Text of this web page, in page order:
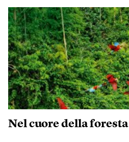
Nel cuore della foresta